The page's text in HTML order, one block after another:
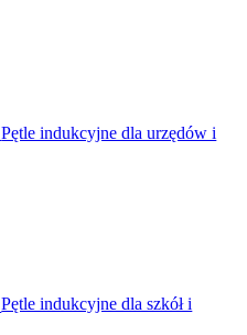
Pętle indukcyjne dla urzędów i
Pętle indukcyjne dla szkół i